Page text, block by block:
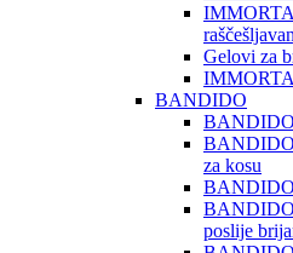
Gelovi za
BANDIDO
BANDIDO
BANDIDO
za kosu
BANDIDO
BANDIDO
poslije